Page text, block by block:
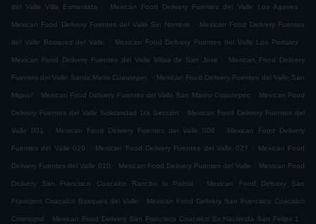
del Valle Villa Esmeralda . Mexican Food Delivery Fuentes del Valle Los Agaves .
Mexican Food Delivery Fuentes del Valle Sin Nombre . Mexican Food Delivery Fuentes
del Valle Bosques del Valle . Mexican Food Delivery Fuentes del Valle Los Portales .
Mexican Food Delivery Fuentes del Valle Villas de San Jose . Mexican Food Delivery
Fuentes del Valle Santa Maria Cuautepec . Mexican Food Delivery Fuentes del Valle San
Miguel . Mexican Food Delivery Fuentes del Valle San Mateo Cuautepec . Mexican Food
Delivery Fuentes del Valle Solidaridad 1ra Sección . Mexican Food Delivery Fuentes del
Valle 001 . Mexican Food Delivery Fuentes del Valle 006 . Mexican Food Delivery
Fuentes del Valle 029 . Mexican Food Delivery Fuentes del Valle 027 . Mexican Food
Delivery Fuentes del Valle 010 . Mexican Food Delivery Fuentes del Valle . Mexican Food
Delivery San Francisco Coacalco Rancho la Palma . Mexican Food Delivery San
Francisco Coacalco Bosques del Valle . Mexican Food Delivery San Francisco Coacalco
Cosmopol . Mexican Food Delivery San Francisco Coacalco Ex Hacienda San Felipe 1 .